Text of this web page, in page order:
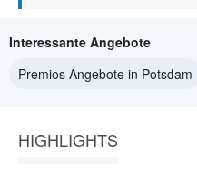
Interessante Angebote
Premios Angebote in Potsdam
HIGHLIGHTS